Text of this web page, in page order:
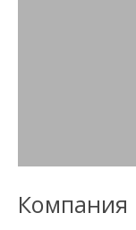
Компания